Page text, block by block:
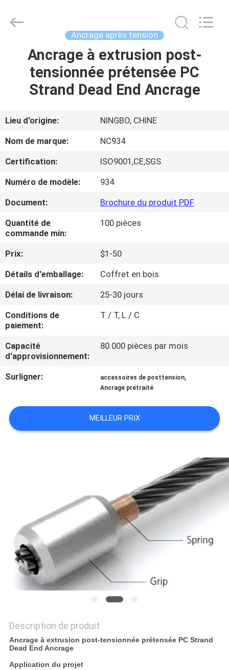
MAISON
PRODUITS
VIDÉOS
À
PROPOS
DE
NOUS
VISITE
DE
L'USINE
CONTRÔLE
DE
LA
NOUS
DEMANDEZ
UN DEVIS
PLAN
SITE
POLITIQUE
DE
CONFIDENTIALITÉ
Sunrise
Foundry
Ancrage après tension
Ancrage à extrusion post-
tensionnée prétensée PC
Strand Dead End Ancrage
Lieu d'origine:
NINGBO, CHINE
Nom de marque:
NC934
Certification:
ISO9001,CE,SGS
Numéro de modèle:
934
Document:
Brochure du produit PDF
Quantité de
commande min:
100 pièces
Prix:
$1-50
Détails d'emballage:
Coffret en bois
Délai de livraison:
25-30 jours
Conditions de
paiement:
T / T, L / C
Capacité
d'approvisionnement:
80.000 pièces par mois
Surligner: accessoires de posttension,
Ancrage prétraité
MEILLEUR PRIX
Description de produit
Ancrage à extrusion post-tensionnée prétensée PC Strand
Dead End Ancrage
Application du projet